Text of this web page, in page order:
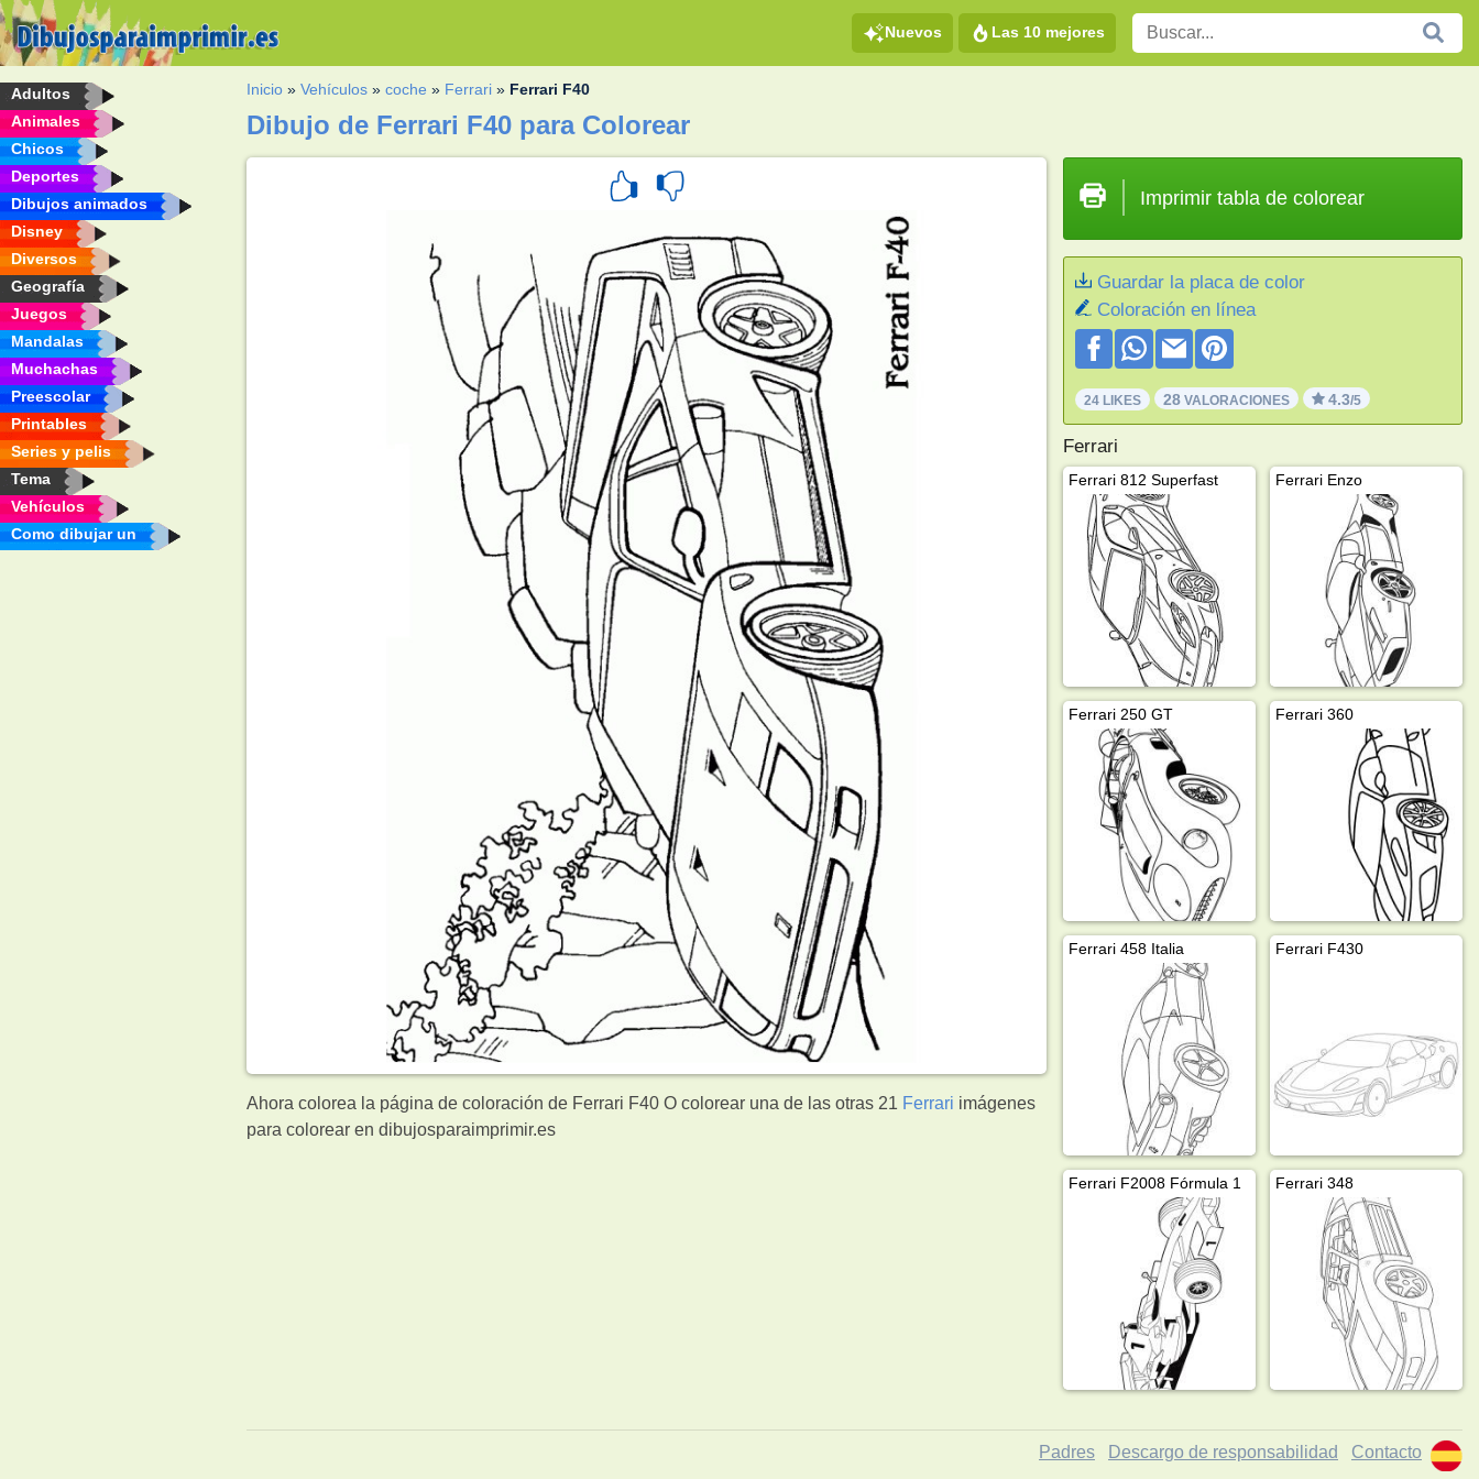
Nuevos Las 10 mejores
Adultos
Animales
Chicos
Deportes
Dibujos animados
Disney
Diversos
Geografía
Juegos
Mandalas
Muchachas
Preescolar
Printables
Series y pelis
Tema
Vehículos
Como dibujar un
Inicio »Vehículos »coche » Ferrari » Ferrari F40
Dibujo de Ferrari F40 para Colorear
Ahora colorea la página de coloración de Ferrari F40 O colorear una de las otras 21 Ferrari imágenes
para colorear en dibujosparaimprimir.es
Imprimir tabla de colorear
Guardar la placa de color
Coloración en línea
24 LIKES 28VALORACIONES 4.3/5
Ferrari
Ferrari 812 Superfast Ferrari Enzo
Ferrari 250 GT Ferrari 360
Ferrari 458 Italia Ferrari F430
Ferrari F2008 Fórmula 1 Ferrari 348
Padres Descargo de responsabilidad Contacto